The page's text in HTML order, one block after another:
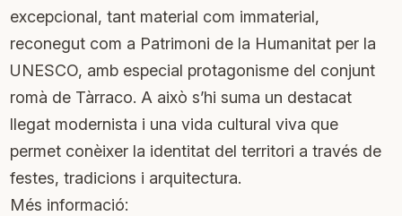
excepcional, tant material com immaterial,
reconegut com a Patrimoni de la Humanitat per la
UNESCO, amb especial protagonisme del conjunt
romà de Tàrraco. A això s’hi suma un destacat
llegat modernista i una vida cultural viva que
permet conèixer la identitat del territori a través de
festes, tradicions i arquitectura.
Més informació: